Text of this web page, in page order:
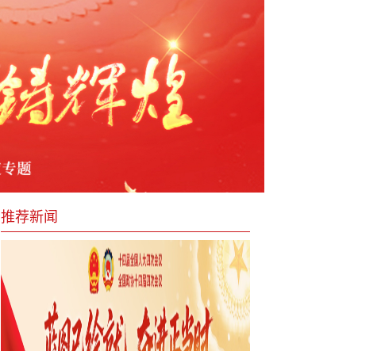
推荐新闻